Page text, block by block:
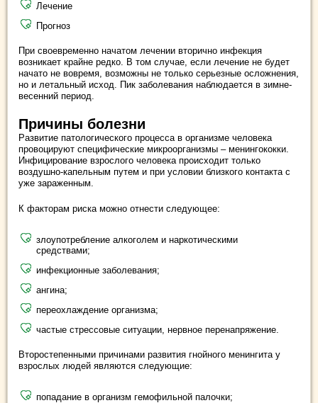
Лечение
Прогноз
При своевременно начатом лечении вторично инфекция
возникает крайне редко. В том случае, если лечение не будет
начато не вовремя, возможны не только серьезные осложнения,
но и летальный исход. Пик заболевания наблюдается в зимне-
весенний период.
Причины болезни
Развитие патологического процесса в организме человека
провоцируют специфические микроорганизмы – менингококки.
Инфицирование взрослого человека происходит только
воздушно-капельным путем и при условии близкого контакта с
уже зараженным.
К факторам риска можно отнести следующее:
злоупотребление алкоголем и наркотическими
средствами;
инфекционные заболевания;
ангина;
переохлаждение организма;
частые стрессовые ситуации, нервное перенапряжение.
Второстепенными причинами развития гнойного менингита у
взрослых людей являются следующие:
попадание в организм гемофильной палочки;